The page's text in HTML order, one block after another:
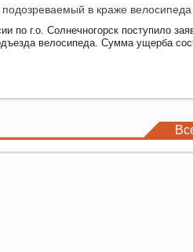
в краже велосипеда
г.о. Солнечногорск поступило
велосипеда. Сумма ущерба